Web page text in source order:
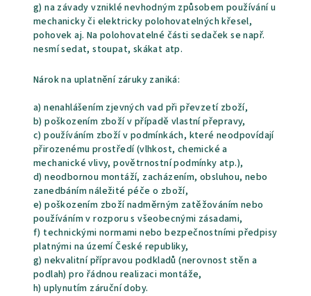
g) na závady vzniklé nevhodným způsobem používání u
mechanicky či elektricky polohovatelných křesel,
pohovek aj. Na polohovatelné části sedaček se např.
nesmí sedat, stoupat, skákat atp.
Nárok na uplatnění záruky zaniká:
a) nenahlášením zjevných vad při převzetí zboží,
b) poškozením zboží v případě vlastní přepravy,
c) používáním zboží v podmínkách, které neodpovídají
přirozenému prostředí (vlhkost, chemické a
mechanické vlivy, povětrnostní podmínky atp.),
d) neodbornou montáží, zacházením, obsluhou, nebo
zanedbáním náležité péče o zboží,
e) poškozením zboží nadměrným zatěžováním nebo
používáním v rozporu s všeobecnými zásadami,
f) technickými normami nebo bezpečnostními předpisy
platnými na území České republiky,
g) nekvalitní přípravou podkladů (nerovnost stěn a
podlah) pro řádnou realizaci montáže,
h) uplynutím záruční doby.